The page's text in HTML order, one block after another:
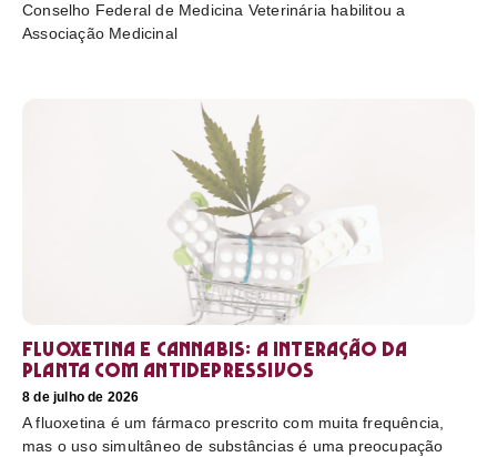
Conselho Federal de Medicina Veterinária habilitou a
Associação Medicinal
Fluoxetina e Cannabis: a interação da
planta com antidepressivos
8 de julho de 2026
A fluoxetina é um fármaco prescrito com muita frequência,
mas o uso simultâneo de substâncias é uma preocupação